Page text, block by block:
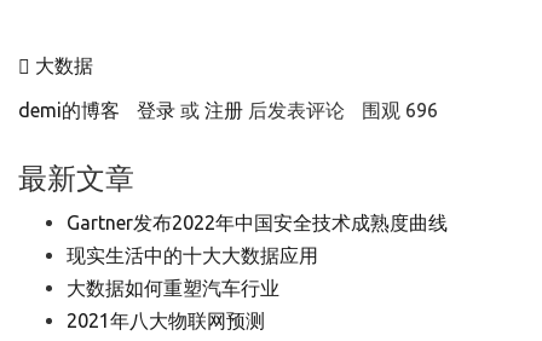
大数据
demi的博客 登录 或 注册 后发表评论 围观 696
最新文章
Gartner发布2022年中国安全技术成熟度曲线
现实生活中的十大大数据应用
大数据如何重塑汽车行业
2021年八大物联网预测